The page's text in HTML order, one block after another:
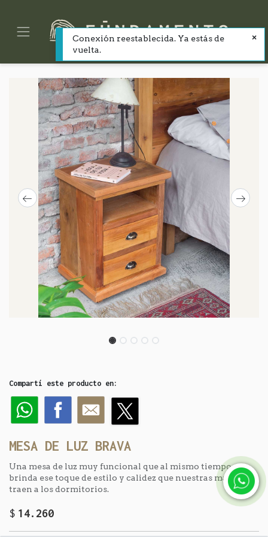
Compartí este producto en:
MESA DE LUZ BRAVA
Una mesa de luz muy funcional que al mismo tiempo
brinda ese toque de estilo y calidez que nuestras maderas
traen a los dormitorios.
$14.260
Conexión reestablecida. Ya estás de
vuelta.